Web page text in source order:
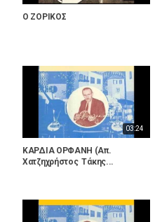
Ο ΖΟΡΙΚΟΣ
03:24
ΚΑΡΔΙΑ ΟΡΦΑΝΗ (Απ.
Χατζηχρήστος  Τάκης...